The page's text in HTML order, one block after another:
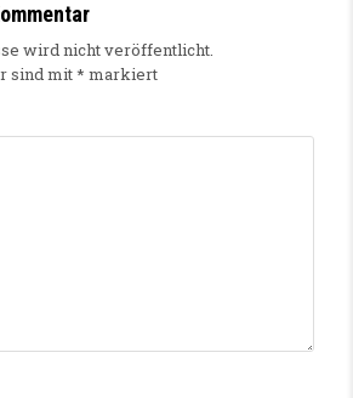
wird nicht veröffentlicht.
sind mit* markiert